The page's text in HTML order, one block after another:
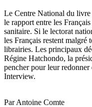
Le Centre National du livre
le rapport entre les
sanitaire. Si le lectorat
les Français restent malgré
librairies. Les principaux
Régine Hatchondo, la
pencher pour leur
Interview.
Par Antoine Comte